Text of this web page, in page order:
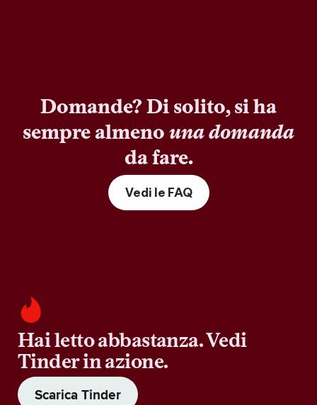
Domande? Di solito, si ha
sempre almeno una domanda
da fare.
Vedi le FAQ
Hai letto abbastanza. Vedi
Tinder in azione.
Scarica Tinder